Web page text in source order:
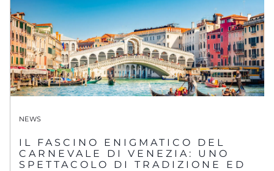
NEWS
IL FASCINO ENIGMATICO DEL
CARNEVALE DI VENEZIA: UNO
SPETTACOLO DI TRADIZIONE ED